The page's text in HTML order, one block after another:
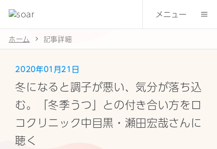
メニュー
ホーム 記事詳細
2020年01月21日
冬になると調子が悪い、気分が落ち込
む。「冬季うつ」との付き合い方をロ
コクリニック中目黒・瀬田宏哉さんに
聴く